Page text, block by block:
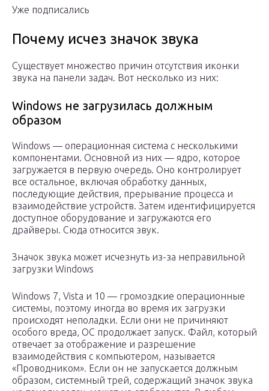
Уже подписались
Почему исчез значок звука
Существует множество причин отсутствия иконки
звука на панели задач. Вот несколько из них:
Windows не загрузилась должным
образом
Windows — операционная система с несколькими
компонентами. Основной из них — ядро, которое
загружается в первую очередь. Оно контролирует
все остальное, включая обработку данных,
последующие действия, прерывание процесса и
взаимодействие устройств. Затем идентифицируется
доступное оборудование и загружаются его
драйверы. Сюда относится звук.
Значок звука может исчезнуть из-за неправильной
загрузки Windows
Windows 7, Vista и 10 — громоздкие операционные
системы, поэтому иногда во время их загрузки
происходят неполадки. Если они не причиняют
особого вреда, ОС продолжает запуск. Файл, который
отвечает за отображение и разрешение
взаимодействия с компьютером, называется
«Проводником». Если он не запускается должным
образом, системный трей, содержащий значок звука